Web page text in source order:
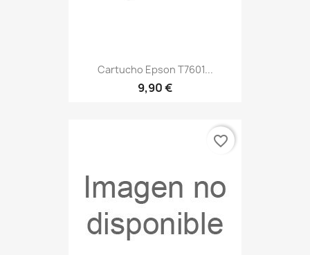
Cartucho Epson T7601...
9,90 €
favorite_border